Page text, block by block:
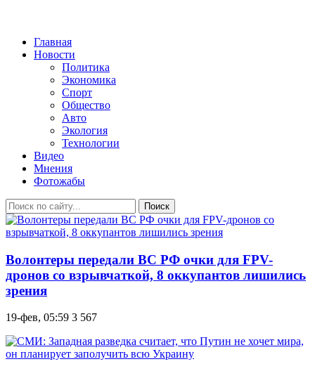
Главная
Новости
Политика
Экономика
Спорт
Общество
Авто
Экология
Технологии
Видео
Мнения
Фотожабы
Поиск
Волонтеры передали ВС РФ очки для FPV-
дронов со взрывчаткой, 8 оккупантов лишились
зрения
19-фев, 05:59 3 567